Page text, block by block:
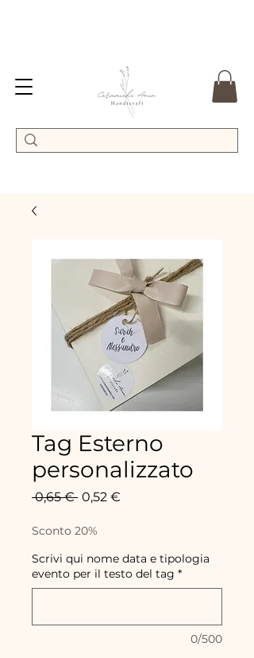
Tag Esterno
personalizzato
0,65 € Standardpreis
0,52 €
Sconto 20%
Scrivi qui nome data e tipologia
evento per il testo del tag *
0/500